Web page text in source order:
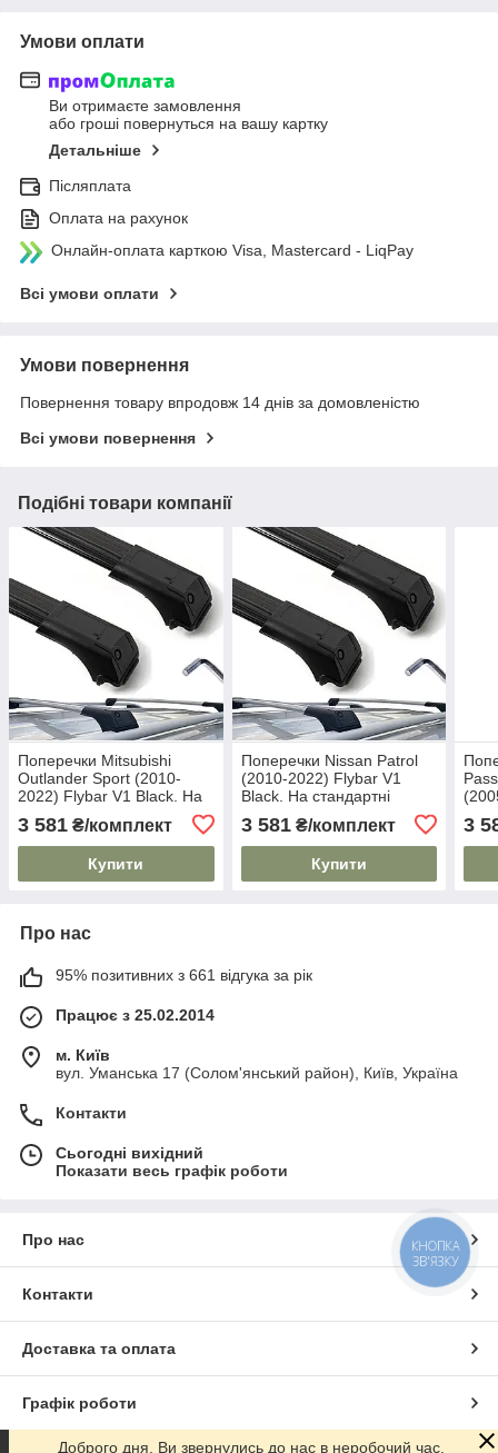
Умови оплати
Ви отримаєте замовлення
або гроші повернуться на вашу картку
Детальніше
Післяплата
Оплата на рахунок
Онлайн-оплата карткою Visa, Mastercard - LiqPay
Всі умови оплати
Умови повернення
Повернення товару впродовж 14 днів за домовленістю
Всі умови повернення
Подібні товари компанії
Поперечки Mitsubishi
Outlander Sport (2010-
2022) Flybar V1 Black. На
стандартні рейлінги. Без
замка. Чорні
3 581 ₴/комплект
Купити
Поперечки Nissan Patrol
(2010-2022) Flybar V1
Black. На стандартні
рейлінги. Без замка. Чорні
3 581₴/комплект
Купити
3
Про нас
95% позитивних з 661 відгука за рік
Працює з 25.02.2014
м. Київ
вул. Уманська 17 (Солом'янський район), Київ, Україна
Контакти
Сьогодні вихідний
Показати весь графік роботи
Про нас
Контакти
Доставка та оплата
Графік роботи
Доброго дня. Ви звернулись до нас в неробочий час.
КНОПКА
ЗВ'ЯЗКУ